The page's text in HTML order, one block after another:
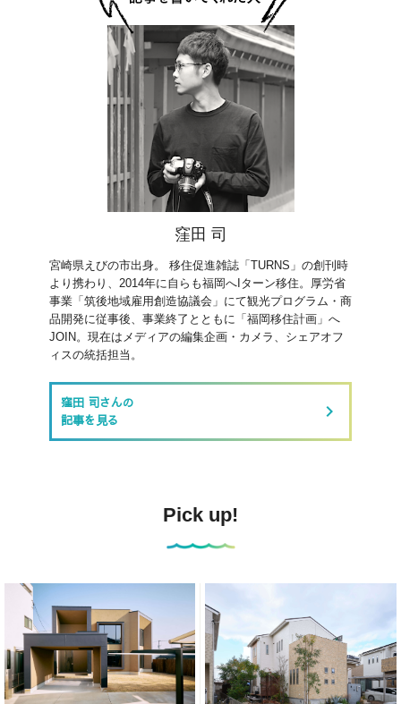
窪田 司
宮崎県えびの市出身。 移住促進雑誌「TURNS」の創刊時
より携わり、2014年に自らも福岡へIターン移住。厚労省
事業「筑後地域雇用創造協議会」にて観光プログラム・商
品開発に従事後、事業終了とともに「福岡移住計画」へ
JOIN。現在はメディアの編集企画・カメラ、シェアオフ
ィスの統括担当。
窪田 司さんの
記事を見る
keyboard_arrow_right
Pick up!